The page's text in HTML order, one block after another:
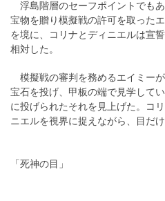
浮島階層のセーフポイントでも
宝物を贈り模擬戦の許可を取った
を境に、コリナとディニエルは宣
相対した。
模擬戦の審判を務めるエイミー
宝石を投げ、甲板の端で見学して
に投げられたそれを見上げた。コ
ニエルを視界に捉えながら、目だ
「死神の目」